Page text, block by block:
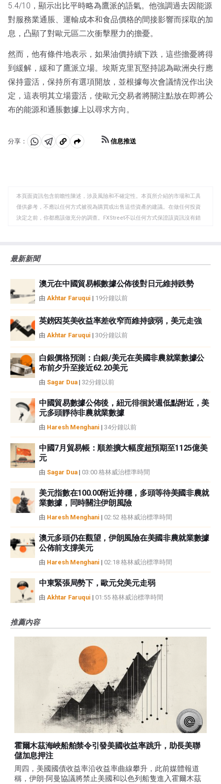
5.4/10，顯示出比平時略為鷹派的語氣。他強調過去因能源
對服務業通脹、運輸成本和食品價格的間接影響而採取的加
息，凸顯了對歐元區二次衝擊壓力的擔憂。
然而，他有條件地表示，如果油價持續下跌，這些擔憂將得
到緩解，緩和了鷹派立場。埃斯克里瓦堅持認為歐洲央行應
保持靈活，保持所有選項開放，並根據每次會議情況作出決
定，這表明其立場靈活，使歐元交易者將關注點放在即將公
布的能源和通脹數據上以尋求方向。
分享：
分 分 複
板
信息推送
本頁面資訊包含前瞻性陳述，涉及風險和不確定性。本頁所介紹的市場和工具
僅供參考，不應以任何方式被視為購買或出售這些資產的建議。在做任何投資
決定之前，你都應該做充分的調查。FXStreet不以任何方式保證該資訊沒有錯
觀點，並不代表FXStreet或其廣告商的官方政策或立場。作者不對本頁連結的
如果文章正文中沒有明確提到，在撰寫本文時，作者在本文中提到的任何股票
中都沒有頭寸，也沒有與文中提到的任何公司有業務關係。除了FXStreet，作
者沒有收到撰寫這篇文章的報酬。
FXStreet和作者不提供個性化的建議。作者對該資訊的準確性、完整性或適用
性不作任何陳述。FXStreet和作者將不承擔任何錯誤，遺漏或任何損失，傷害
或損害由此資訊及其顯示或使用引起的。錯誤和遺漏除外。本文作者和
FXStreet並非註冊投資顧問，本文內容無意提供任何投資建議。
最新新聞
澳元在中國貿易帳數據公佈後對日元維持跌勢
由 Akhtar Faruqui | 19分鐘以前
英鎊因英美收益率差收窄而維持疲弱，美元走強
由 Akhtar Faruqui | 30分鐘以前
白銀價格預測：白銀/美元在美國非農就業數據公
布前夕升至接近62.20美元
由 Sagar Dua | 32分鐘以前
中國貿易數據公佈後，紐元徘徊於週低點附近，美
元多頭靜待非農就業數據
由 Haresh Menghani | 34分鐘以前
中國7月貿易帳：順差擴大幅度超預期至1125億美
元
由 Sagar Dua | 03:00 格林威治標準時間
美元指數在100.00附近持穩，多頭等待美國非農就
業數據，同時關注伊朗風險
由 Haresh Menghani | 02:52 格林威治標準時間
澳元多頭仍在觀望，伊朗風險在美國非農就業數據
公佈前支撐美元
由 Haresh Menghani | 02:18 格林威治標準時間
中東緊張局勢下，歐元兌美元走弱
由 Akhtar Faruqui | 01:55 格林威治標準時間
推薦內容
霍爾木茲海峽船舶禁令引發美國收益率跳升，助長美聯
儲加息押注
周四，美國國債收益率沿收益率曲線攀升，此前媒體報道
稱，伊朗-阿曼協議將禁止美國和以色列船隻進入霍爾木茲